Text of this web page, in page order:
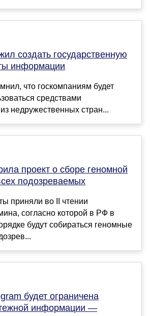
создать государственную
информации
что госкомпаниям будет
средствами
недружественных стран...
проект о сборе геномной
подозреваемых
приняли во II чтении
согласно которой в РФ в
будут собираться геномные
будет ограничена
информации —